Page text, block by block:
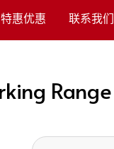
特惠优惠 联系我们